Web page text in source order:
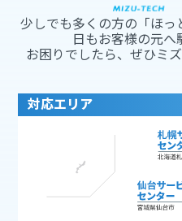
少しでも多くの方の「ほっ
日もお客様の元へ
お困りでしたら、ぜひミ
対応エリア